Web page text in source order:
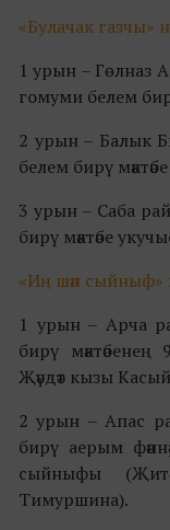
«Булачак газчы»
1 урын – Гөлназ
гомуми белем
2 урын – Балык
белем бирү
3 урын – Саба
бирү мәктәбе
«Иң шәп сыйныф»
1 урын – Арча
бирү
Җәүдәт кызы
2 урын – Апас
бирү аерым
сыйныфы
Тимуршина).